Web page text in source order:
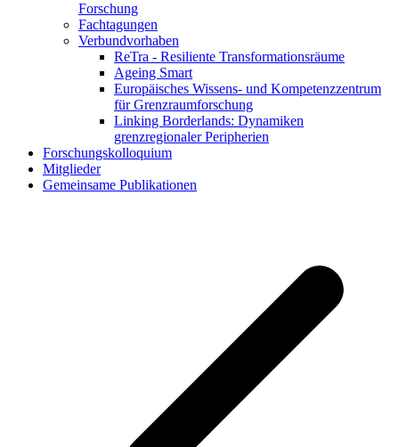
Forschung
Fachtagungen
Verbundvorhaben
ReTra - Resiliente Transformationsräume
Ageing Smart
Europäisches Wissens- und Kompetenzzentrum
für Grenzraumforschung
Linking Borderlands: Dynamiken
grenzregionaler Peripherien
Forschungskolloquium
Mitglieder
Gemeinsame Publikationen